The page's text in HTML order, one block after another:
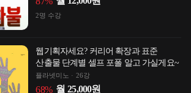
2명 수강
웹기획자세요? 커리어 확장과 표준
산출물 단계별 셀프 포폴 알고 가실게요~
플라넷미노 26강
68% 월 25,000원